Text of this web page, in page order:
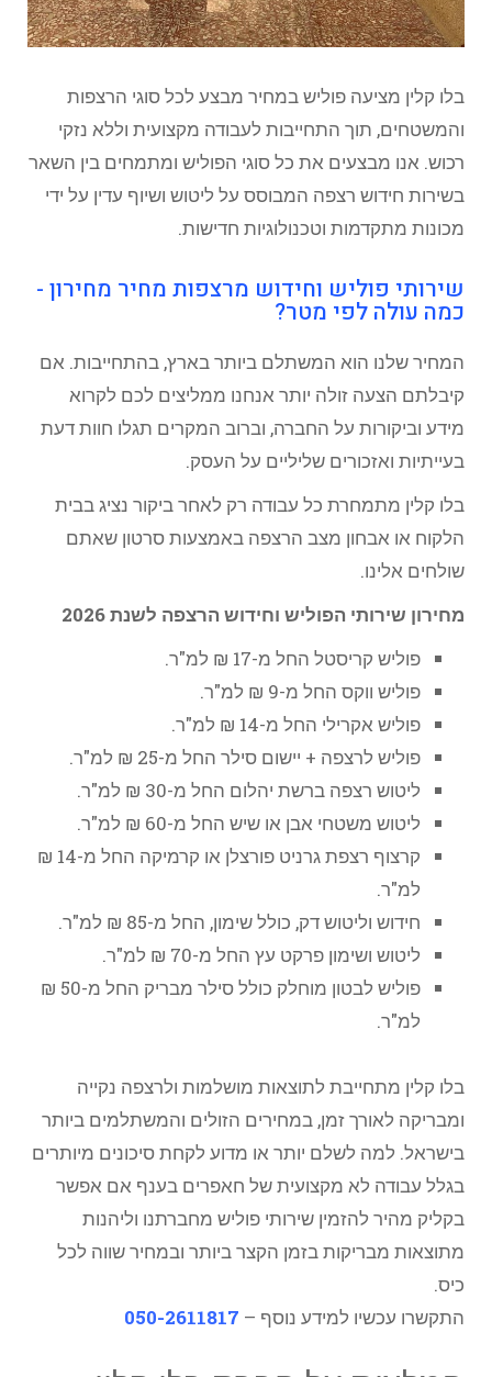
בלו קלין מציעה פוליש במחיר מבצע לכל סוגי הרצפות
והמשטחים, תוך התחייבות לעבודה מקצועית וללא נזקי
רכוש. אנו מבצעים את כל סוגי הפוליש ומתמחים בין השאר
בשירות חידוש רצפה המבוסס על ליטוש ושיוף עדין על ידי
מכונות מתקדמות וטכנולוגיות חדישות.
שירותי פוליש וחידוש מרצפות מחיר מחירון -
כמה עולה לפי מטר?
המחיר שלנו הוא המשתלם ביותר בארץ, בהתחייבות. אם
קיבלתם הצעה זולה יותר אנחנו ממליצים לכם לקרוא
מידע וביקורות על החברה, וברוב המקרים תגלו חוות דעת
בעייתיות ואזכורים שליליים על העסק.
בלו קלין מתמחרת כל עבודה רק לאחר ביקור נציג בבית
הלקוח או אבחון מצב הרצפה באמצעות סרטון שאתם
שולחים אלינו.
מחירון שירותי הפוליש וחידוש הרצפה לשנת 2026
פוליש קריסטל החל מ-17 ₪ למ"ר.
פוליש ווקס החל מ-9 ₪ למ"ר.
פוליש אקרילי החל מ-14 ₪ למ"ר.
פוליש לרצפה + יישום סילר החל מ-25 ₪ למ"ר.
ליטוש רצפה ברשת יהלום החל מ-30 ₪ למ"ר.
ליטוש משטחי אבן או שיש החל מ-60 ₪ למ"ר.
קרצוף רצפת גרניט פורצלן או קרמיקה החל מ-14 ₪
למ"ר.
חידוש וליטוש דק, כולל שימון, החל מ-85 ₪ למ"ר.
ליטוש ושימון פרקט עץ החל מ-70 ₪ למ"ר.
פוליש לבטון מוחלק כולל סילר מבריק החל מ-50 ₪
למ"ר.
בלו קלין מתחייבת לתוצאות מושלמות ולרצפה נקייה
ומבריקה לאורך זמן, במחירים הזולים והמשתלמים ביותר
בישראל. למה לשלם יותר או מדוע לקחת סיכונים מיותרים
בגלל עבודה לא מקצועית של חאפרים בענף אם אפשר
בקליק מהיר להזמין שירותי פוליש מחברתנו וליהנות
מתוצאות מבריקות בזמן הקצר ביותר ובמחיר שווה לכל
כיס.
התקשרו עכשיו למידע נוסף – 050-2611817